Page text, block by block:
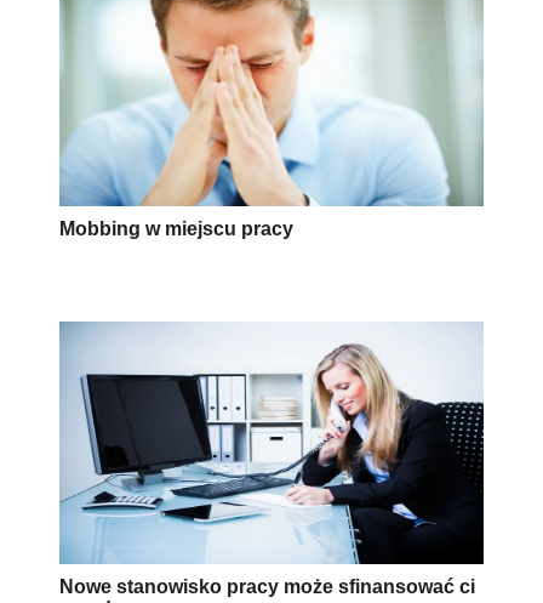
Mobbing w miejscu pracy
Nowe stanowisko pracy może sfinansować ci